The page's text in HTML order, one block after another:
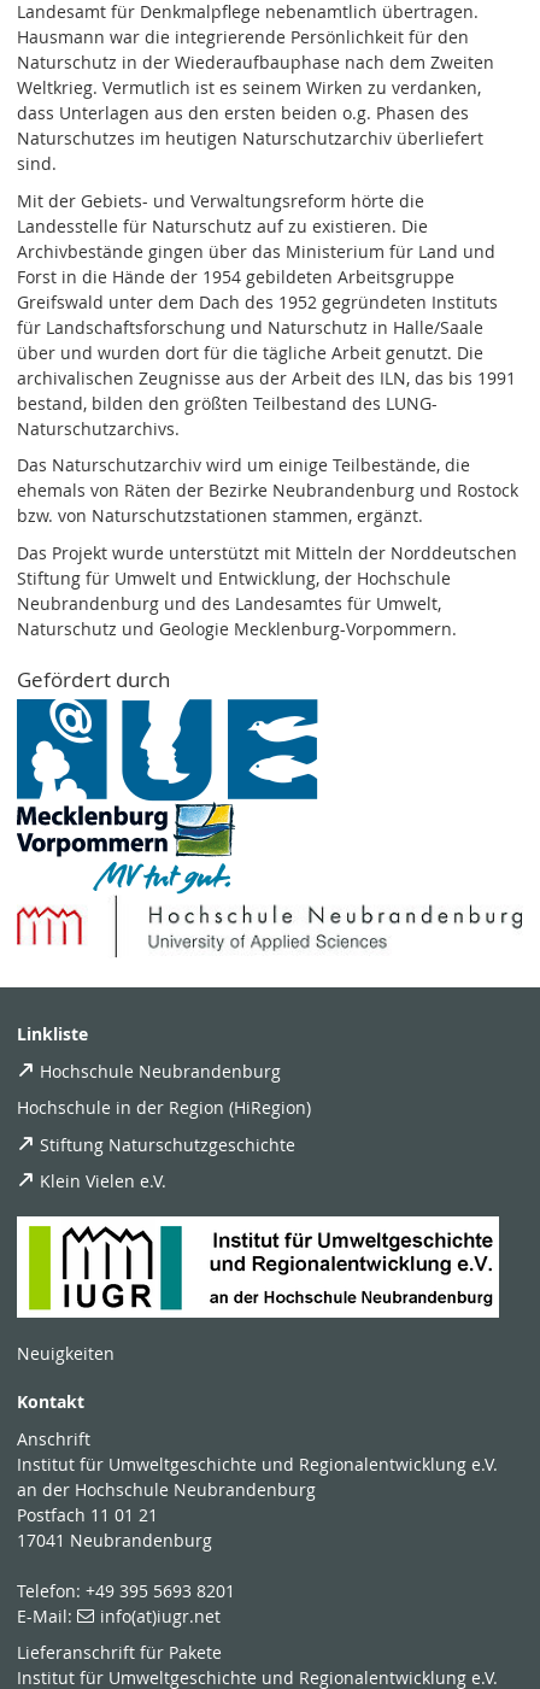
Landesamt für Denkmalpflege nebenamtlich übertragen.
Hausmann war die integrierende Persönlichkeit für den
Naturschutz in der Wiederaufbauphase nach dem Zweiten
Weltkrieg. Vermutlich ist es seinem Wirken zu verdanken,
dass Unterlagen aus den ersten beiden o.g. Phasen des
Naturschutzes im heutigen Naturschutzarchiv überliefert
sind.
Mit der Gebiets- und Verwaltungsreform hörte die
Landesstelle für Naturschutz auf zu existieren. Die
Archivbestände gingen über das Ministerium für Land und
Forst in die Hände der 1954 gebildeten Arbeitsgruppe
Greifswald unter dem Dach des 1952 gegründeten Instituts
für Landschaftsforschung und Naturschutz in Halle/Saale
über und wurden dort für die tägliche Arbeit genutzt. Die
archivalischen Zeugnisse aus der Arbeit des ILN, das bis 1991
bestand, bilden den größten Teilbestand des LUNG-
Naturschutzarchivs.
Das Naturschutzarchiv wird um einige Teilbestände, die
ehemals von Räten der Bezirke Neubrandenburg und Rostock
bzw. von Naturschutzstationen stammen, ergänzt.
Das Projekt wurde unterstützt mit Mitteln der Norddeutschen
Stiftung für Umwelt und Entwicklung, der Hochschule
Neubrandenburg und des Landesamtes für Umwelt,
Naturschutz und Geologie Mecklenburg-Vorpommern.
Gefördert durch
Linkliste
Hochschule Neubrandenburg
Hochschule in der Region (HiRegion)
Stiftung Naturschutzgeschichte
Klein Vielen e.V.
Neuigkeiten
Kontakt
Anschrift
Institut für Umweltgeschichte und Regionalentwicklung e.V.
an der Hochschule Neubrandenburg
Postfach 11 01 21
17041 Neubrandenburg
Telefon: +49 395 5693 8201
E-Mail:
info(at)iugr.net
Lieferanschrift für Pakete
Institut für Umweltgeschichte und Regionalentwicklung e.V.